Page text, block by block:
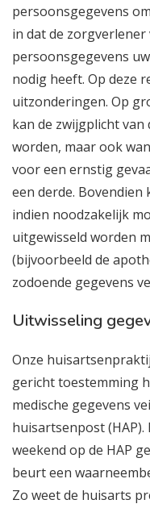
persoonsgegevens
in dat de
persoonsgegevens
nodig heeft. Op deze
uitzonderingen. Op
kan de zwijgplicht
worden, maar ook
voor een ernstig
een derde. Bovendien
indien noodzakelijk
uitgewisseld worden
(bijvoorbeeld de
zodoende gegevens
Uitwisseling
Onze
gericht toestemming
medische gegevens
huisartsenpost
weekend op de HAP
beurt een
Zo weet de huisarts